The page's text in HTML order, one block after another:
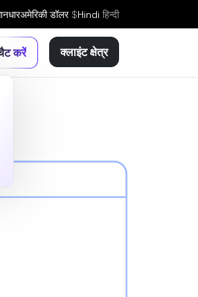
अमेरिकी डॉलर $Hindi हिन्दी
करें क्लाइंट क्षेत्र